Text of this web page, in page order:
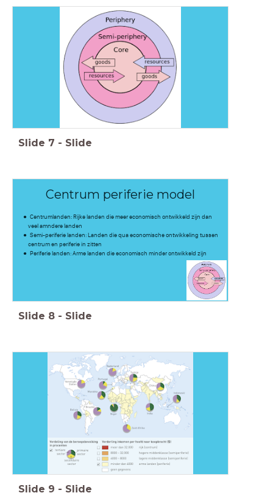
Slide 7 - Slide
Centrum periferie model
Centrumlanden: Rijke landen die meer economisch ontwikkeld zijn dan
veel amndere landen
Semi-periferie landen: Landen die qua economische ontwikkeling tussen
centrum en periferie in zitten
Periferie landen: Arme landen die economisch minder ontwikkeld zijn
Slide 8 - Slide
Slide 9 - Slide